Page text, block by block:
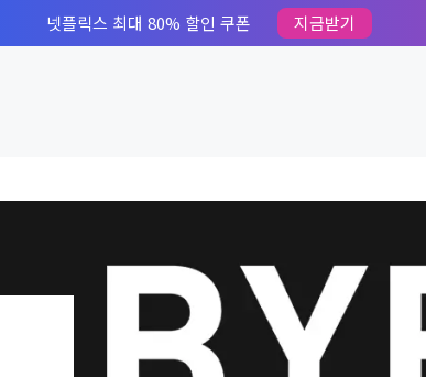
넷플릭스 최대 80% 할인 쿠폰 지금받기